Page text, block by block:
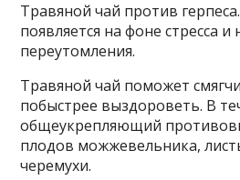
Травяной чай против
появляется на фоне стресса и
переутомления.
Травяной чай поможет
побыстрее выздороветь. В
общеукрепляющий
плодов можжевельника,
черемухи.